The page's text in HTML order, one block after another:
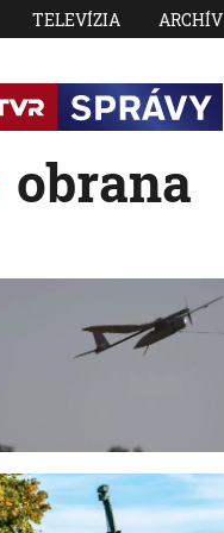
TELEVÍZIA ARCHÍV
obrana